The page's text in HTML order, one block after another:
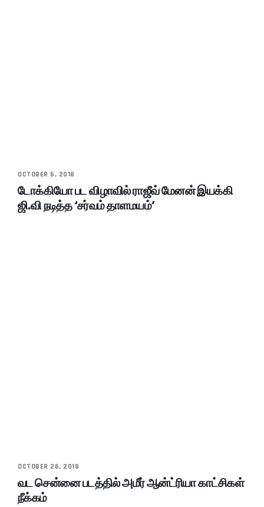
OCTOBER 6, 2018
டோக்கியோ பட விழாவில் ராஜீவ் மேனன் இயக்கி
ஜி.வி நடித்த ‘சர்வம் தாளமயம்’
OCTOBER 26, 2018
வட சென்னை படத்தில் அமீர் ஆன்ட்ரியா காட்சிகள்
நீக்கம்